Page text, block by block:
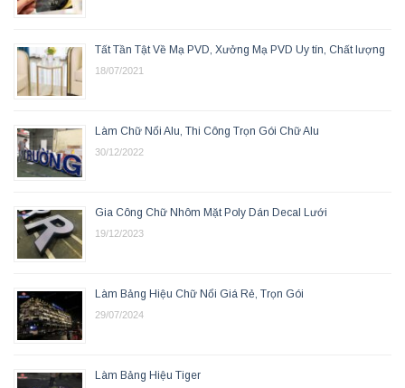
Tất Tần Tật Về Mạ PVD, Xưởng Mạ PVD Uy tín, Chất lượng
18/07/2021
Làm Chữ Nổi Alu, Thi Công Trọn Gói Chữ Alu
30/12/2022
Gia Công Chữ Nhôm Mặt Poly Dán Decal Lưới
19/12/2023
Làm Bảng Hiệu Chữ Nổi Giá Rẻ, Trọn Gói
29/07/2024
Làm Bảng Hiệu Tiger